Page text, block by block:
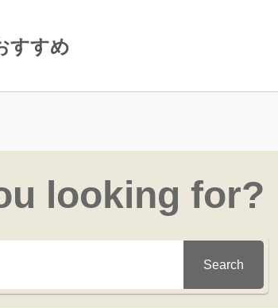
すすめ
looking for?
Search